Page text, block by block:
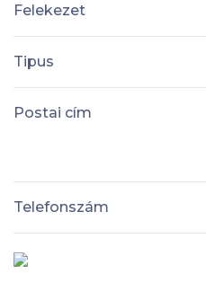
Felekezet
Tipus
Postai cím
Telefonszám